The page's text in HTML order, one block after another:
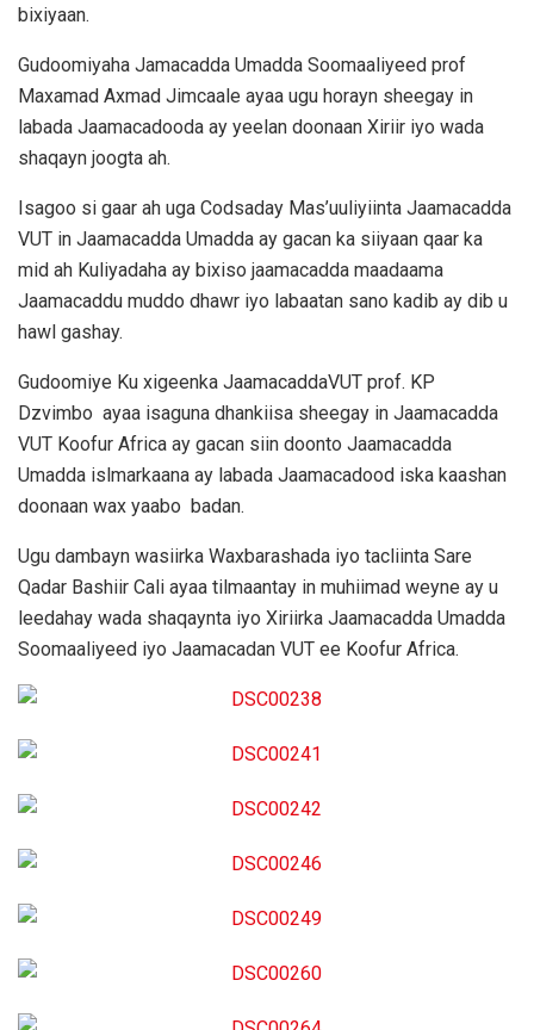
bixiyaan.
Gudoomiyaha Jamacadda Umadda Soomaaliyeed prof
Maxamad Axmad Jimcaale ayaa ugu horayn sheegay in
labada Jaamacadooda ay yeelan doonaan Xiriir iyo wada
shaqayn joogta ah.
Isagoo si gaar ah uga Codsaday Mas’uuliyiinta Jaamacadda
VUT in Jaamacadda Umadda ay gacan ka siiyaan qaar ka
mid ah Kuliyadaha ay bixiso jaamacadda maadaama
Jaamacaddu muddo dhawr iyo labaatan sano kadib ay dib u
hawl gashay.
Gudoomiye Ku xigeenka JaamacaddaVUT prof. KP
Dzvimbo ayaa isaguna dhankiisa sheegay in Jaamacadda
VUT Koofur Africa ay gacan siin doonto Jaamacadda
Umadda islmarkaana ay labada Jaamacadood iska kaashan
doonaan wax yaabo badan.
Ugu dambayn wasiirka Waxbarashada iyo tacliinta Sare
Qadar Bashiir Cali ayaa tilmaantay in muhiimad weyne ay u
leedahay wada shaqaynta iyo Xiriirka Jaamacadda Umadda
Soomaaliyeed iyo Jaamacadan VUT ee Koofur Africa.